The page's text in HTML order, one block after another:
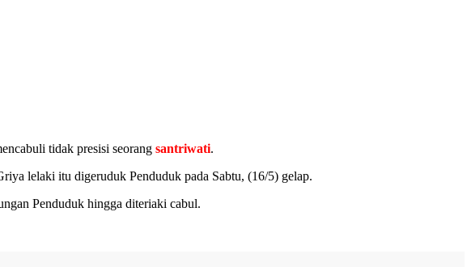
tidak presisi seorang santriwati.
lelaki itu digeruduk Penduduk pada Sabtu, (16/5) gelap.
Penduduk hingga diteriaki cabul.